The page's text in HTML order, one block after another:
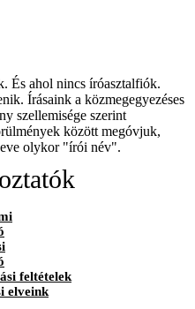
És ahol nincs íróasztalfiók.
Írásaink a közmegegyezéses
szellemisége szerint
között megóvjuk,
olykor "írói név".
feltételek
elveink